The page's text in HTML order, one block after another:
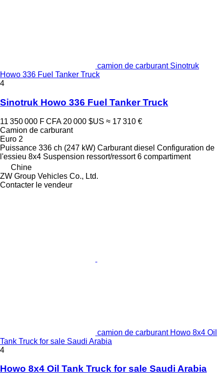
camion de carburant Sinotruk
Howo 336 Fuel Tanker Truck
4
Sinotruk Howo 336 Fuel Tanker Truck
11 350 000 F CFA 20 000 $US ≈ 17 310 €
Camion de carburant
Euro 2
Puissance 336 ch (247 kW) Carburant diesel Configuration de
l'essieu 8x4 Suspension ressort/ressort 6 compartiment
Chine
ZW Group Vehicles Co., Ltd.
Contacter le vendeur
camion de carburant Howo 8x4 Oil
Tank Truck for sale Saudi Arabia
4
Howo 8x4 Oil Tank Truck for sale Saudi Arabia